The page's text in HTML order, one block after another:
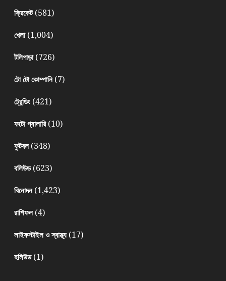
ক্রিকেট(581)
খেলা(1,004)
টলিপাড়া(726)
টো টো কোম্পানি(7)
ট্রেন্ডিং(421)
ফটো গ্যালারি(10)
ফুটবল(348)
বলিউড(623)
বিনোদন(1,423)
রাশিফল(4)
লাইফস্টাইল ও স্বাস্থ্য(17)
হলিউড(1)